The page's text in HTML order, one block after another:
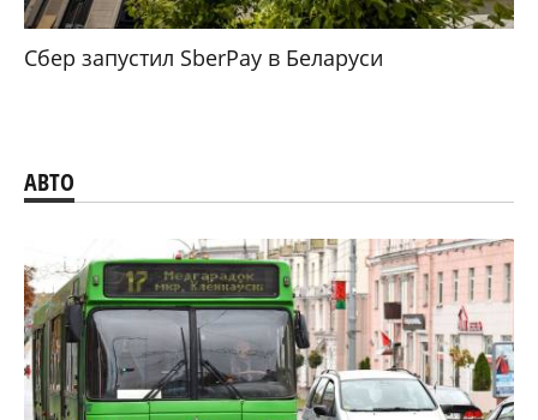
Сбер запустил SberPay в Беларуси
АВТО